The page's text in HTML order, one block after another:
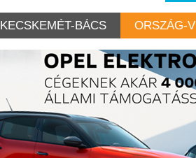
KECSKEMÉT-BÁCS ORSZÁG-